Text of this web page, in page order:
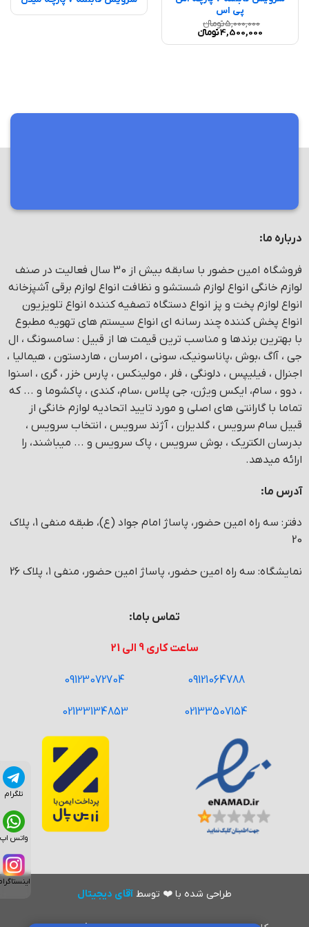
تلگرام
واتس اپ
اینستاگرام
پی اس
5,000,000تومانء
قیمت
4,500,000تومانءقیمت
درباره ما:
فروشگاه امین حضور با سابقه بیش از 30 سال فعالیت در صنف
لوازم خانگی انواع لوازم شستشو و نظافت انواع لوازم برقی آشپزخانه
انواع لوازم پخت و پز انواع دستگاه تصفیه کننده انواع تلویزیون
انواع پخش کننده چند رسانه ای انواع سیستم های تهویه مطبوع
با بهترین برندها و مناسب ترین قیمت ها از قبیل : سامسونگ ، ال
جی ، آاگ ،بوش ،پاناسونیک، سونی ، امرسان ، هاردستون ، هیمالیا ،
اجنرال ، فیلیپس ، دلونگی ، فلر ، مولینکس ، پارس خزر ، گری ، اسنوا
، دوو ، سام، ایکس ویژن، جی پلاس ،سام، کندی ، پاکشوما و ... که
تماما با گارانتی های اصلی و مورد تایید اتحادیه لوازم خانگی از
قبیل سام سرویس ، گلدیران ، آژند سرویس ، انتخاب سرویس ،
بدرسان الکتریک ، بوش سرویس ، پاک سرویس و ... میباشند، را
ارائه میدهد.
آدرس ما:
دفتر: سه راه امین حضور، پاساژ امام جواد (ع)، طبقه منفی 1، پلاک
20
نمایشگاه: سه راه امین حضور، پاساژ امین حضور، منفی ۱، پلاک 26
تماس باما:
ساعت کاری 9 الی 21
09121064788
09123072704
02133507154
02133134853
طراحی شده با❤️ توسط آقای دیجیتال